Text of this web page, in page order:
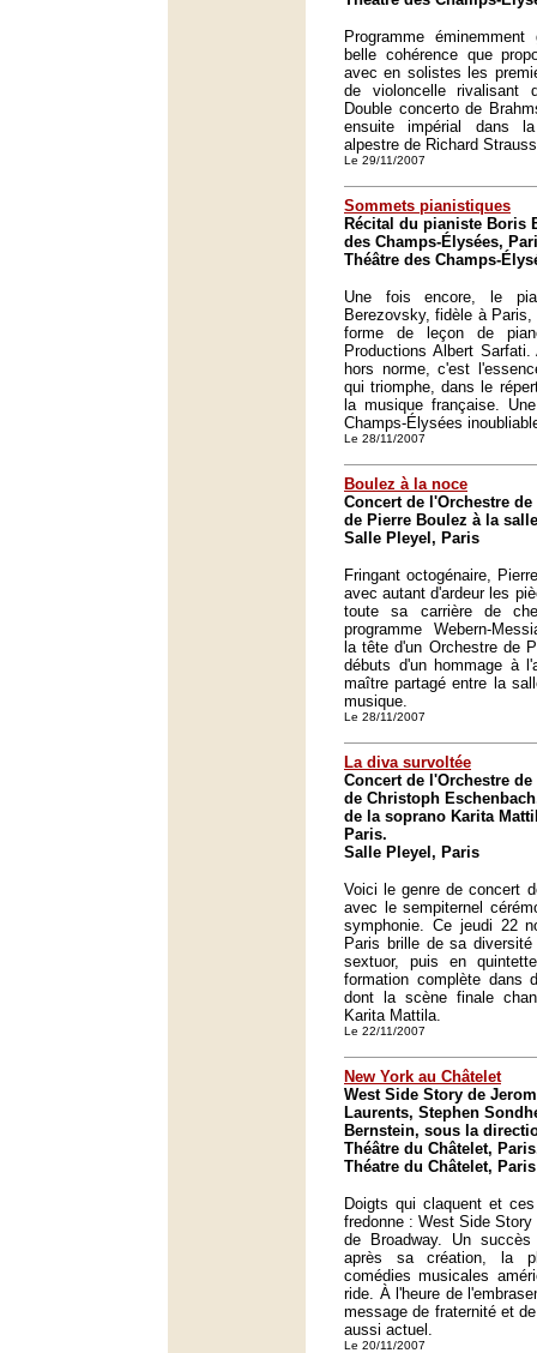
Programme
belle cohérence que
avec en solistes les
de violoncelle rivalisant
Double concerto de
ensuite impérial dans
alpestre de Richard
Le 29/11/2007
Sommets pianistiques
Récital du pianiste Boris
des Champs-Élysées,
Théâtre des Champs-
Une fois encore, le
Berezovsky, fidèle à
forme de leçon de
Productions Albert
hors norme, c'est
qui triomphe, dans le
la musique française.
Champs-Élysées
Le 28/11/2007
Boulez à la noce
Concert de l'Orchestre
de Pierre Boulez à la
Salle Pleyel, Paris
Fringant octogénaire,
avec autant d'ardeur les
toute sa carrière de
programme Webern-
la tête d'un Orchestre de
débuts d'un hommage à
maître partagé entre la
musique.
Le 28/11/2007
La diva survoltée
Concert de l'Orchestre
de Christoph
de la soprano Karita
Paris.
Salle Pleyel, Paris
Voici le genre de concert
avec le sempiternel
symphonie. Ce jeudi 22
Paris brille de sa
sextuor, puis en
formation complète dans
dont la scène finale
Karita Mattila.
Le 22/11/2007
New York au Châtelet
West Side Story de
Laurents, Stephen
Bernstein, sous la
Théâtre du Châtelet,
Théatre du Châtelet, Paris
Doigts qui claquent et
fredonne : West Side
de Broadway. Un
après sa création, la
comédies musicales
ride. À l'heure de
message de fraternité et
aussi actuel.
Le 20/11/2007